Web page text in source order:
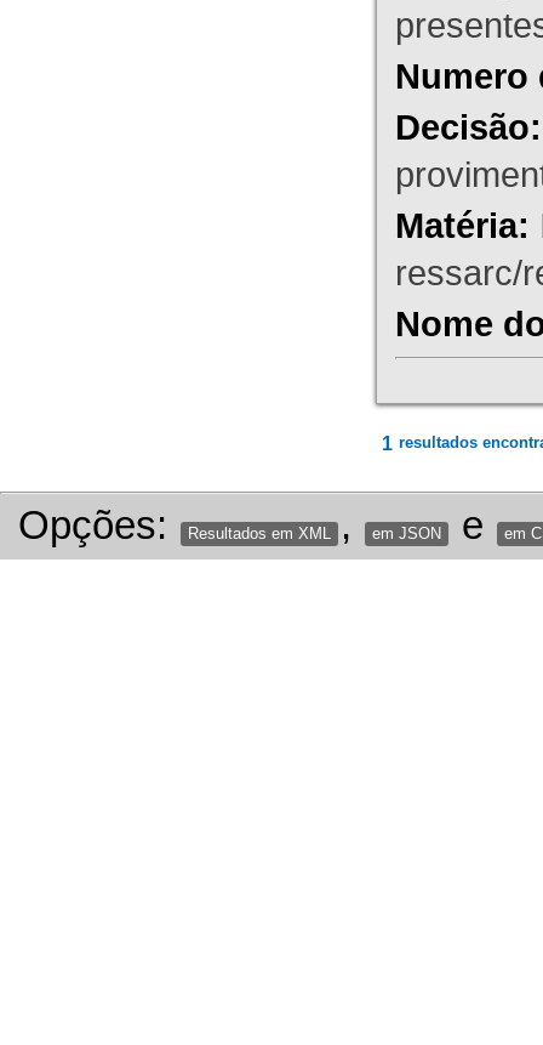
Numero
Decisão:
Matéria:
ressarc/
Nome
1 resultados
Opções: Resultados em XML , em JSON e em